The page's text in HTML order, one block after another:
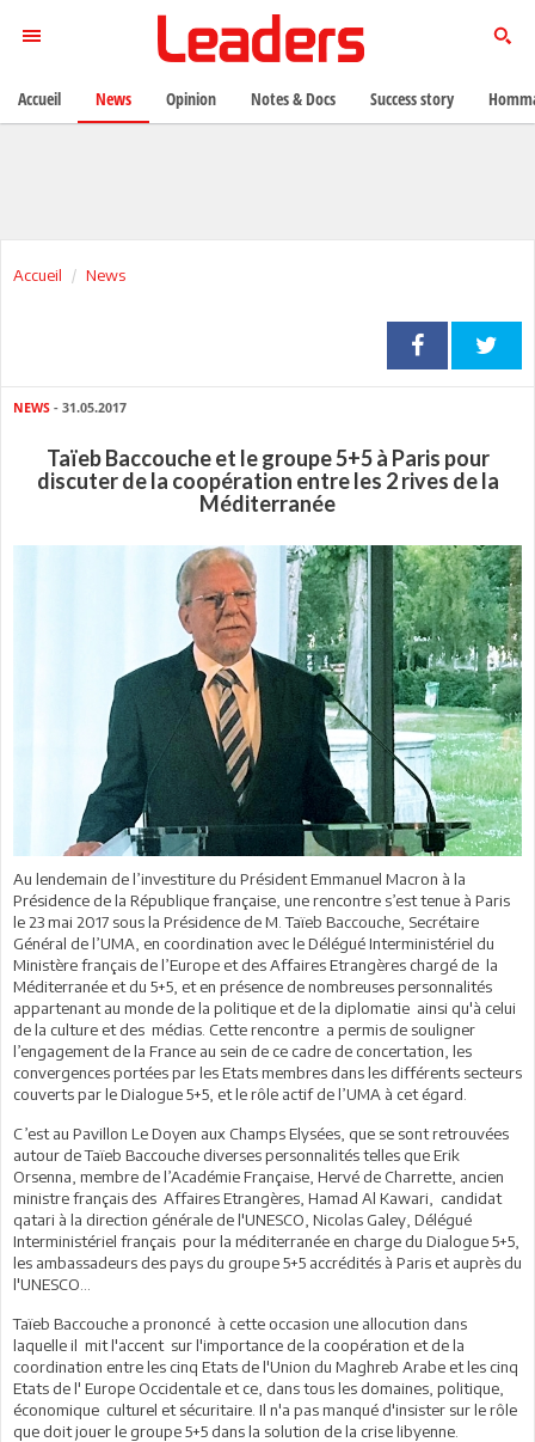
Accueil News
NEWS - 31.05.2017
Taïeb Baccouche et le groupe 5+5 à Paris pour
discuter de la coopération entre les 2 rives de la
Méditerranée
Au lendemain de l’investiture du Président Emmanuel Macron à la
Présidence de la République française, une rencontre s’est tenue à Paris
le 23 mai 2017 sous la Présidence de M. Taïeb Baccouche, Secrétaire
Général de l’UMA, en coordination avec le Délégué Interministériel du
Ministère français de l’Europe et des Affaires Etrangères chargé de la
Méditerranée et du 5+5, et en présence de nombreuses personnalités
appartenant au monde de la politique et de la diplomatie ainsi qu'à celui
de la culture et des médias. Cette rencontre a permis de souligner
l’engagement de la France au sein de ce cadre de concertation, les
convergences portées par les Etats membres dans les différents secteurs
couverts par le Dialogue 5+5, et le rôle actif de l’UMA à cet égard.
C’est au Pavillon Le Doyen aux Champs Elysées, que se sont retrouvées
autour de Taïeb Baccouche diverses personnalités telles que Erik
Orsenna, membre de l’Académie Française, Hervé de Charrette, ancien
ministre français des Affaires Etrangères, Hamad Al Kawari, candidat
qatari à la direction générale de l'UNESCO, Nicolas Galey, Délégué
Interministériel français pour la méditerranée en charge du Dialogue 5+5,
les ambassadeurs des pays du groupe 5+5 accrédités à Paris et auprès du
l'UNESCO...
Taïeb Baccouche a prononcé à cette occasion une allocution dans
laquelle il mit l'accent sur l'importance de la coopération et de la
coordination entre les cinq Etats de l'Union du Maghreb Arabe et les cinq
Etats de l' Europe Occidentale et ce, dans tous les domaines, politique,
économique culturel et sécuritaire. Il n'a pas manqué d'insister sur le rôle
que doit jouer le groupe 5+5 dans la solution de la crise libyenne.
Accueil News Opinion Notes & Docs Success story